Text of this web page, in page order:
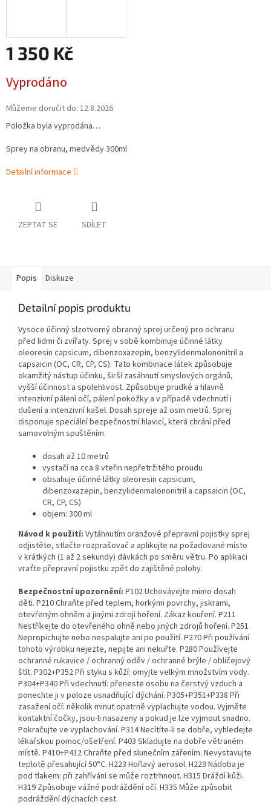
1 350 Kč
cena:
Vyprodáno
Můžeme doručit do: 12.8.2026
Položka byla vyprodána…
Sprey na obranu, medvědy 300ml
Detailní informace
ZEPTAT SE SDÍLET
Popis Diskuze
Detailní popis produktu
Vysoce účinný slzotvorný obranný sprej určený pro ochranu
před lidmi či zvířaty. Sprej v sobě kombinuje účinné látky
oleoresin capsicum, dibenzoxazepin, benzylidenmalononitril a
capsaicin (OC, CR, CP, CS). Tato kombinace látek způsobuje
okamžitý nástup účinku, širší zasáhnutí smyslových orgánů,
vyšší účinnost a spolehlivost. Způsobuje prudké a hlavně
intenzivní pálení očí, pálení pokožky a v případě vdechnutí i
dušení a intenzivní kašel. Dosah spreje až osm metrů. Sprej
disponuje speciální bezpečnostní hlavicí, která chrání před
samovolným spuštěním.
dosah až 10 metrů
vystačí na cca 8 vteřin nepřetržitého proudu
obsahuje účinné látky oleoresin capsicum,
dibenzoxazepin, benzylidenmalononitril a capsaicin (OC,
CR, CP, CS)
objem: 300 ml
Návod k použití: Vytáhnutím oranžové přepravní pojistky sprej
odjistěte, stlačte rozprašovač a aplikujte na požadované místo
v krátkých (1 až 2 sekundy) dávkách po směru větru. Po aplikaci
vraťte přepravní pojistku zpět do zajištěné polohy.
Bezpečnostní upozornění: P102 Uchovávejte mimo dosah
děti. P210 Chraňte před teplem, horkými povrchy, jiskrami,
otevřeným ohněm a jinými zdroji hoření. Zákaz kouření. P211
Nestříkejte do otevřeného ohně nebo jiných zdrojů hoření. P251
Nepropichujte nebo nespalujte ani po použití. P270 Při používání
tohoto výrobku nejezte, nepijte ani nekuřte. P280 Používejte
ochranné rukavice / ochranný oděv / ochranné brýle / obličejový
štít. P302+P352 Při styku s kůží: omyjte velkým množstvím vody.
P304+P340 Při vdechnutí: přeneste osobu na čerstvý vzduch a
ponechte ji v poloze usnadňující dýchání. P305+P351+P338 Při
zasažení očí: několik minut opatrně vyplachujte vodou. Vyjměte
kontaktní čočky, jsou-li nasazeny a pokud je lze vyjmout snadno.
Pokračujte ve vyplachování. P314 Necítíte-li se dobře, vyhledejte
lékařskou pomoc/ošetření. P403 Skladujte na dobře větraném
místě. P410+P412 Chraňte před slunečním zářením. Nevystavujte
teplotě přesahující 50°C. H223 Hořlavý aerosol. H229 Nádoba je
pod tlakem: při zahřívání se může roztrhnout. H315 Dráždí kůži.
H319 Způsobuje vážné podráždění očí. H335 Může způsobit
podráždění dýchacích cest.